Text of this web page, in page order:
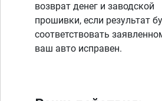
возврат денег и заводской
прошивки, если результат
соответствовать
ваш авто исправен.